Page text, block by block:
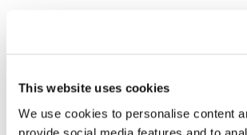
This website uses cookies
We use cookies to personalise content
provide social media features and to